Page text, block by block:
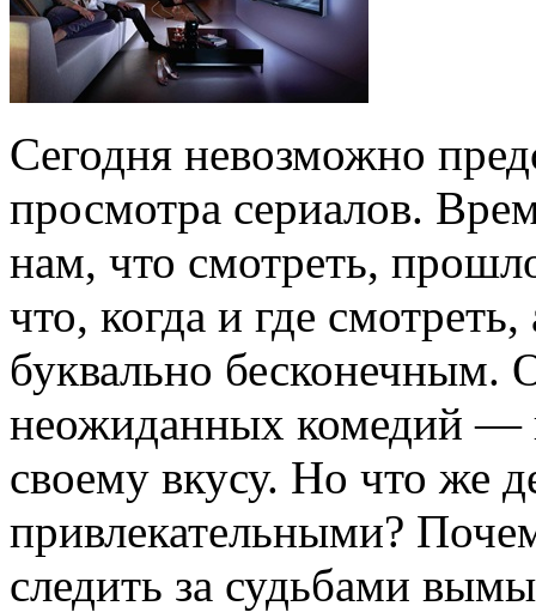
Сегодня невозможно
просмотра сериалов.
нам, что смотреть,
что, когда и где
буквально бесконечным.
неожиданных комедий —
своему вкусу. Но что же
привлекательными?
следить за судьбами